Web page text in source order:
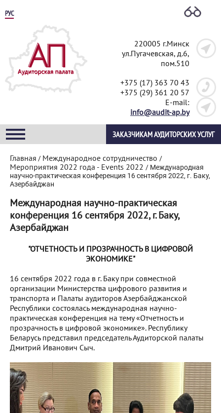
РУС
220005 г.Минск
ул.Пугачевская, д.6,
пом.510
+375 (17) 363 70 43
+375 (29) 361 20 57
E-mail:
info@audit-ap.by
ЗАКАЗЧИКАМ АУДИТОРСКИХ УСЛУГ
Главная / Международное сотрудничество /
Мероприятия 2022 года - Events 2022 / Международная
научно-практическая конференция 16 сентября 2022, г. Баку,
Азербайджан
Международная научно-практическая
конференция 16 сентября 2022, г. Баку,
Азербайджан
"ОТЧЕТНОСТЬ И ПРОЗРАЧНОСТЬ В ЦИФРОВОЙ
ЭКОНОМИКЕ"
16 сентября 2022 года в г. Баку при совместной
организации Министерства цифрового развития и
транспорта и Палаты аудиторов Азербайджанской
Республики состоялась международная научно-
практическая конференция на тему «Отчетность и
прозрачность в цифровой экономике». Республику
Беларусь представил председатель Аудиторской палаты
Дмитрий Иванович Сыч.